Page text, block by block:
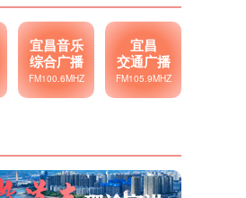
宜昌音乐
综合广播
FM100.6MHZ
宜昌
交通广播
FM105.9MHZ